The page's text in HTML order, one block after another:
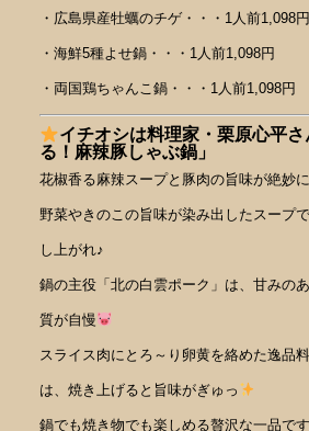
・広島県産牡蠣のチゲ・・・1人前1,098円
・海鮮5種よせ鍋・・・1人前1,098円
・両国鶏ちゃんこ鍋・・・1人前1,098円
イチオシは料理家・栗原心平
る！麻辣豚しゃぶ鍋」
花椒香る麻辣スープと豚肉の旨味が絶妙に
野菜やきのこの旨味が染み出したスープ
し上がれ♪
鍋の主役「北の白雲ポーク」は、甘みの
質が自慢
スライス肉にとろ～り卵黄を絡めた逸品
は、焼き上げると旨味がぎゅっ
鍋でも焼き物でも楽しめる贅沢な一品です